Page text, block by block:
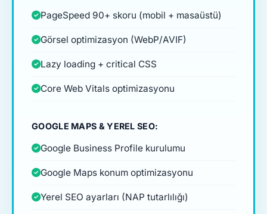
PageSpeed 90+ skoru (mobil + masaüstü)
Görsel optimizasyon (WebP/AVIF)
Lazy loading + critical CSS
Core Web Vitals optimizasyonu
GOOGLE MAPS & YEREL SEO:
Google Business Profile kurulumu
Google Maps konum optimizasyonu
Yerel SEO ayarları (NAP tutarlılığı)